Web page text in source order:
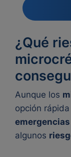
¿Qué
Aunque los
opción
algunos